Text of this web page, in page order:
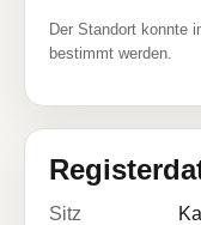
Der Standort konnte
bestimmt werden.
Sitz